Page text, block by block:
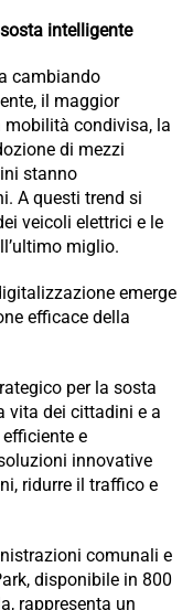
intelligente
cambiando
il maggior
condivisa, la
di mezzi
stanno
A questi trend si
veicoli elettrici e le
miglio.
emerge
efficace della
per la sosta
vita dei cittadini e a
e
innovative
ridurre il traffico e
comunali e
disponibile in 800
rappresenta un